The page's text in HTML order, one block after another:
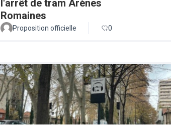
l'arrêt de tram Arènes
Romaines
Proposition officielle 0